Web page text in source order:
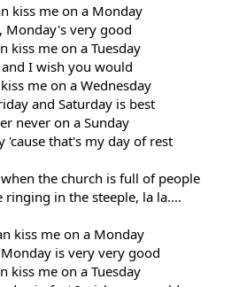
kiss me on a Monday
Monday's very good
kiss me on a Tuesday
and I wish you would
me on a Wednesday
and Saturday is best
never on a Sunday
'cause that's my day of rest
the church is full of people
ringing in the steeple, la la....
kiss me on a Monday
is very very good
kiss me on a Tuesday